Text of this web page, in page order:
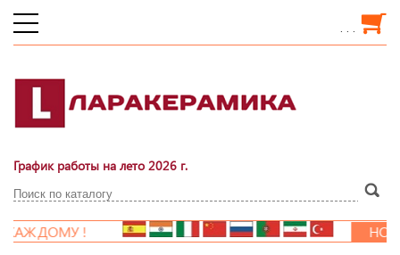
. . .
График работы на лето 2026 г.
НОВАЯ РАСПРОДАЖА!!!